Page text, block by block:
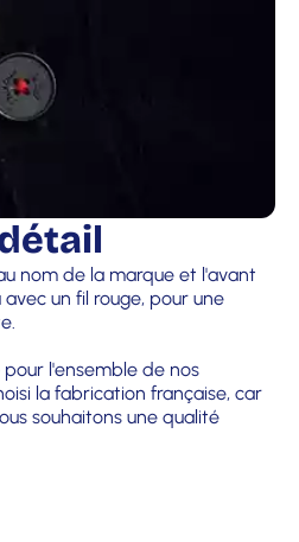
nom de la marque et l'avant
un fil rouge, pour une
l'ensemble de nos
la fabrication française, car
souhaitons une qualité